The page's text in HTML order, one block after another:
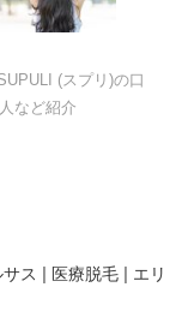
(スプリ)の口
など紹介
サス | 医療脱毛 | エリ